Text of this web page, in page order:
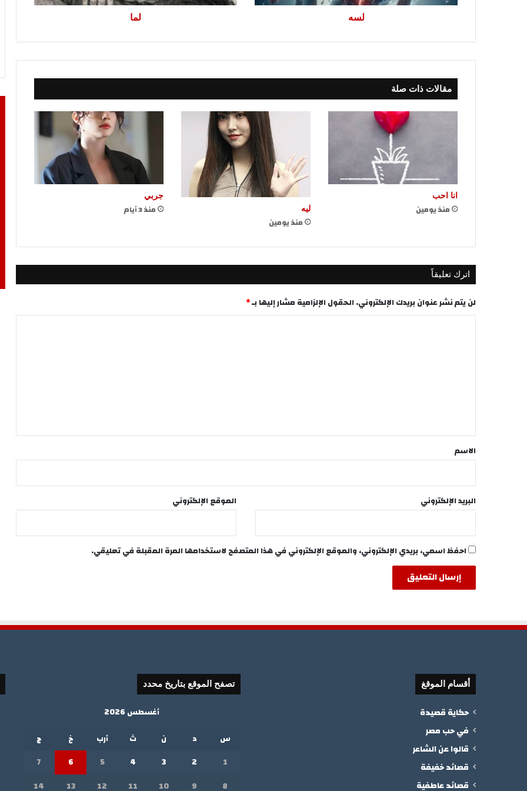
لسه لما
مقالات ذات صلة
انا احب
منذ يومين ليه
منذ يومين
جربي
منذ 3 أيام
اترك تعليقاً
لن يتم نشر عنوان بريدك الإلكتروني. الحقول الإلزامية مشار إليها بـ*
*
الاسم
البريد الإلكتروني الموقع الإلكتروني
احفظ اسمي، بريدي الإلكتروني، والموقع الإلكتروني في هذا المتصفح لاستخدامها المرة المقبلة في تعليقي.
أقسام الموقغ
حكاية قصيدة
في حب مصر
قالوا عن الشاعر
قصائد خفيفة
قصائد عاطفية
تصفح الموقع بتاريخ محدد
أغسطس 2026
س
د ن ث أرب خ
ج
1
2
3
4
5
6
7
8
9
10
11
12
13
14